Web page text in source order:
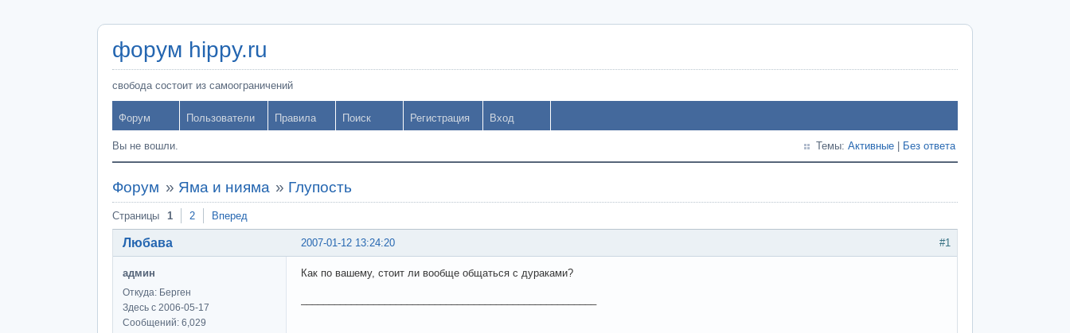
форум hippy.ru
свобода состоит из самоограничений
Форум Пользователи Правила Поиск Регистрация Вход
Вы не вошли. Темы: Активные Без ответа
Форум » Яма и нияма » Глупость
Страницы 1 2 Вперед
#1
2007-01-12 13:24:20
Любава
админ
Откуда: Берген
Здесь с 2006-05-17
Сообщений: 6,029
Как по вашему, стоит ли вообще общаться с дураками?